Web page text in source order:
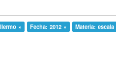
× Fecha: 2012 × Materia: escala